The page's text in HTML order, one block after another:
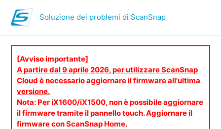
Soluzione dei problemi di ScanSnap
[Avviso importante]
A partire dal 9 aprile 2026, per utilizzare ScanSnap
Cloud è necessario aggiornare il firmware all'ultima
versione.
Nota: Per iX1600/iX1500, non è possibile aggiornare
il firmware tramite il pannello touch. Aggiornare il
firmware con ScanSnap Home.